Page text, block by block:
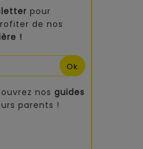
pour
de nos
!
nos guides
parents !